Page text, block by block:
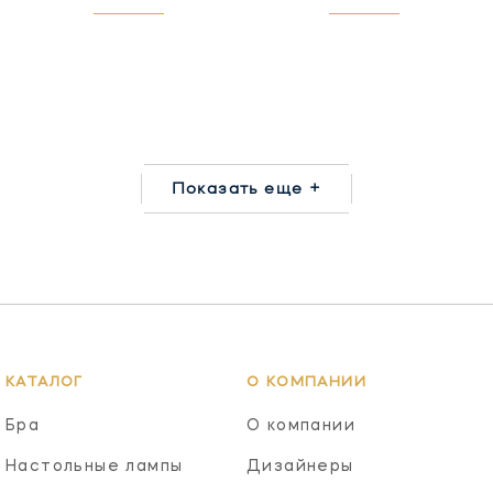
Показать еще +
КАТАЛОГ
Бра
Настольные лампы
О КОМПАНИИ
О компании
Дизайнеры